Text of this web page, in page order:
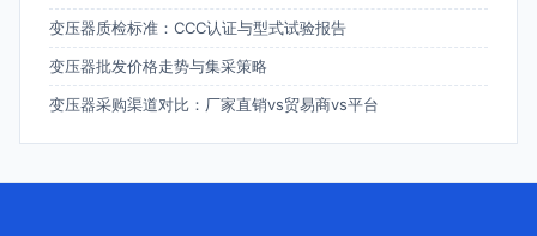
变压器质检标准：CCC认证与型式试验报告
变压器批发价格走势与集采策略
变压器采购渠道对比：厂家直销vs贸易商vs平台